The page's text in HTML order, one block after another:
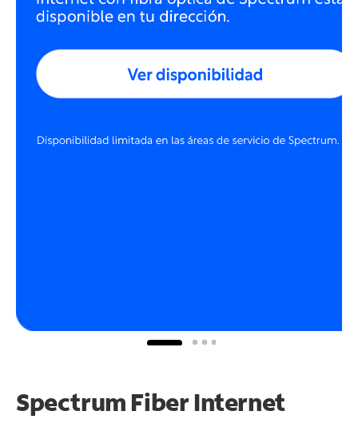
Spectrum Fiber Internet